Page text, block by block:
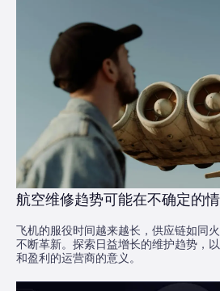
航空维修趋势可能在不确定的
飞机的服役时间越来越长，供应链如同
不断革新。探索日益增长的维护趋势，
和盈利的运营商的意义。